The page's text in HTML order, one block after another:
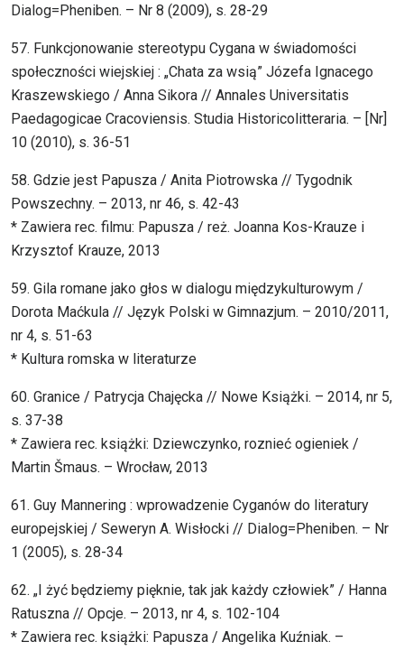
Dialog=Pheniben. – Nr 8 (2009), s. 28-29
57. Funkcjonowanie stereotypu Cygana w świadomości
społeczności wiejskiej : „Chata za wsią” Józefa Ignacego
Kraszewskiego / Anna Sikora // Annales Universitatis
Paedagogicae Cracoviensis. Studia Historicolitteraria. – [Nr]
10 (2010), s. 36-51
58. Gdzie jest Papusza / Anita Piotrowska // Tygodnik
Powszechny. – 2013, nr 46, s. 42-43
* Zawiera rec. filmu: Papusza / reż. Joanna Kos-Krauze i
Krzysztof Krauze, 2013
59. Gila romane jako głos w dialogu międzykulturowym /
Dorota Maćkula // Język Polski w Gimnazjum. – 2010/2011,
nr 4, s. 51-63
* Kultura romska w literaturze
60. Granice / Patrycja Chajęcka // Nowe Książki. – 2014, nr 5,
s. 37-38
* Zawiera rec. książki: Dziewczynko, roznieć ogieniek /
Martin Šmaus. – Wrocław, 2013
61. Guy Mannering : wprowadzenie Cyganów do literatury
europejskiej / Seweryn A. Wisłocki // Dialog=Pheniben. – Nr
1 (2005), s. 28-34
62. „I żyć będziemy pięknie, tak jak każdy człowiek” / Hanna
Ratuszna // Opcje. – 2013, nr 4, s. 102-104
* Zawiera rec. książki: Papusza / Angelika Kuźniak. –